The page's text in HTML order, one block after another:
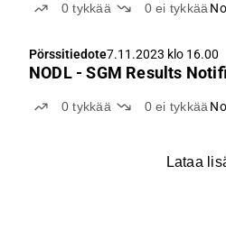
0tykkää 0ei tykkää
Pörssitiedote7.11.2023 klo 16.00
NODL - SGM Results
0tykkää 0ei tykkää
Lataa